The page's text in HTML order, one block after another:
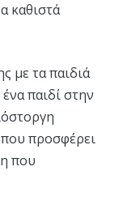
καθιστά
με τα παιδιά
παιδί στην
προσφέρει
που